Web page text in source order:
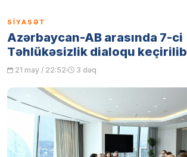
SIYASƏT
Azərbaycan-AB arasında 7-ci
Təhlükəsizlik dialoqu keçirilib
21 may / 22:52 3 dəq